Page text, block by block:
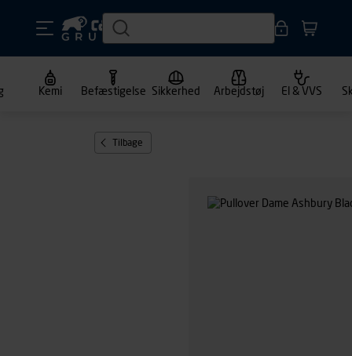
Kemi Befæstigelse Sikkerhed Arbejdstøj El & VVS
Tilbage